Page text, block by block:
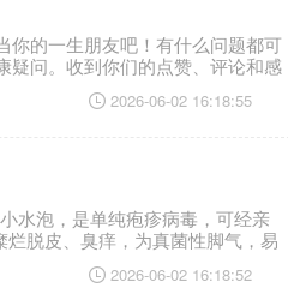
你的一生朋友吧！有什么问题都可
疑问。收到你们的点赞、评论和感
力和意义。
2026-06-02 16:18:55
水泡，是单纯疱疹病毒，可经亲
脱皮、臭痒，为真菌性脚气，易
红疙瘩、汗后瘙痒，或是真菌性
2026-06-02 16:18:52